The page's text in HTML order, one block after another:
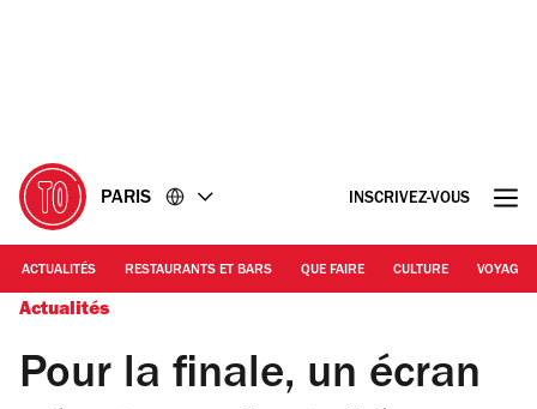
PARIS INSCRIVEZ-VOUS
ACTUALITÉS RESTAURANTS ET BARS QUE FAIRE CULTURE VOYAGE
Actualités
Pour la finale, un écran